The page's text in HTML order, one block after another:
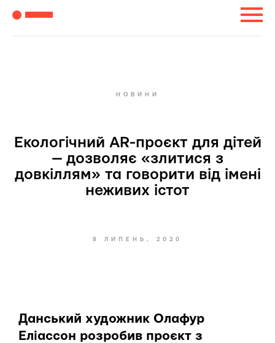
НОВИНИ
Екологічний AR-проєкт для дітей
— дозволяє «злитися з
довкіллям» та говорити від імені
неживих істот
8 ЛИПЕНЬ, 2020
Данський художник Олафур
Еліассон розробив проєкт з